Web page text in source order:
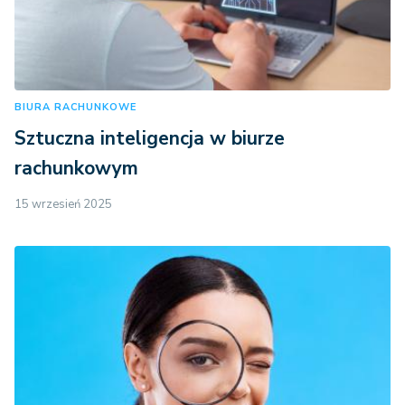
BIURA RACHUNKOWE
Sztuczna inteligencja w biurze
rachunkowym
15 wrzesień 2025